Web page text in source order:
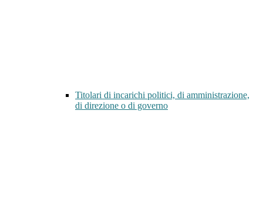
Titolari di incarichi politici, di amministrazione,
di direzione o di governo